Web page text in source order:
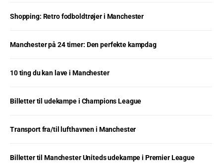
Shopping: Retro fodboldtrøjer i Manchester
Manchester på 24 timer: Den perfekte kampdag
10 ting du kan lave i Manchester
Billetter til udekampe i Champions League
Transport fra/til lufthavnen i Manchester
Billetter til Manchester Uniteds udekampe i Premier League